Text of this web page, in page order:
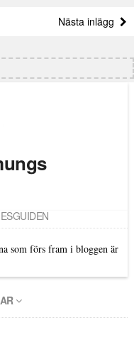
Nästa inlägg
som förs fram i bloggen är